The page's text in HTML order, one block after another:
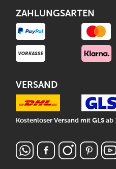
ZAHLUNGSARTEN
VERSAND
Kostenloser Versand mit GLS